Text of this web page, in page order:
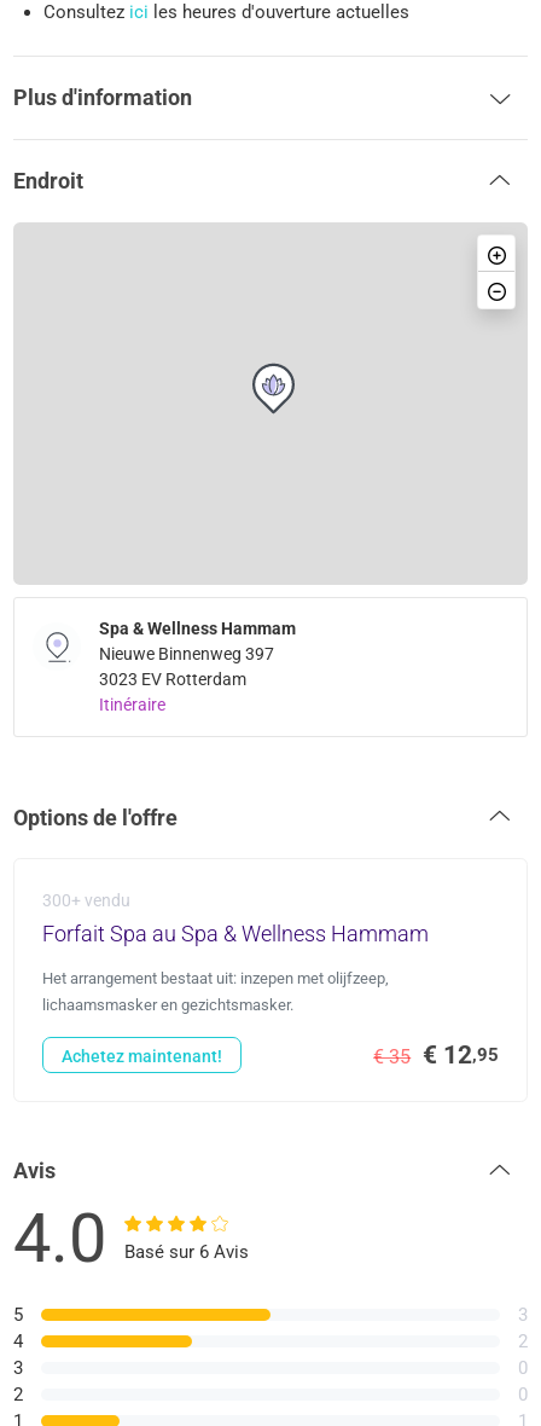
Consultez ici les heures d'ouverture actuelles
Plus d'information
Endroit
Spa & Wellness Hammam
Nieuwe Binnenweg 397
3023 EV Rotterdam
Itinéraire
Options de l'offre
300+ vendu
Forfait Spa au Spa & Wellness Hammam
Het arrangement bestaat uit: inzepen met olijfzeep,
lichaamsmasker en gezichtsmasker.
€ 35 € 12,95
Achetez maintenant!
Avis
4.0 Basé sur 6 Avis
5
4
3
2
1
3
2
0
0
1